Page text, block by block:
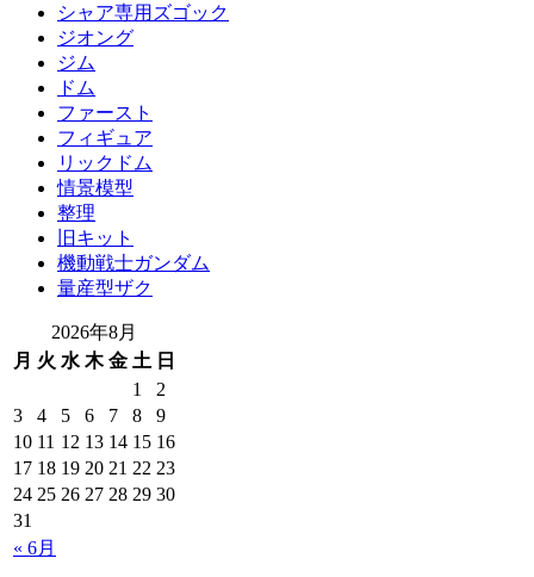
シャア専用ズゴック
ジオング
ジム
ドム
ファースト
フィギュア
リックドム
情景模型
整理
旧キット
機動戦士ガンダム
量産型ザク
2026年8月
月 火 水 木 金 土 日
« 6月
1
2
3
4 5 6 7 8
9
10 11 12 13 14 15 16
17 18 19 20 21 22 23
24 25 26 27 28 29 30
31